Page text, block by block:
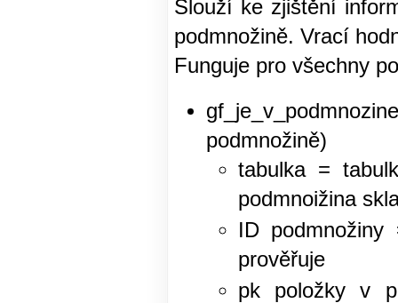
Slouží ke zjištění
podmnožině. Vrací
Funguje pro všechny
podmnožině)
tabulka =
podmnoižina
ID podmnožiny
prověřuje
pk položky v